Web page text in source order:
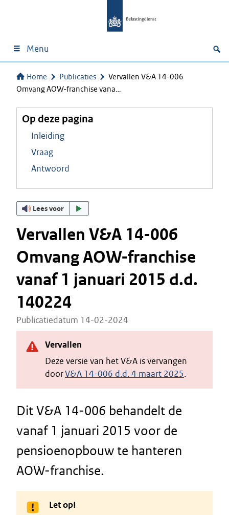
Menu
Home Publicaties
Vervallen V&A 14-006
Omvang AOW-franchise vana…
Op deze pagina
Inleiding
Vraag
Antwoord
Lees voor
Vervallen V&A 14-006
Omvang AOW-franchise
vanaf 1 januari 2015 d.d.
140224
Publicatiedatum 14-02-2024
Vervallen
Deze versie van het V&A is vervangen
doorV&A 14-006 d.d. 4 maart 2025.
Dit V&A 14-006 behandelt de
vanaf 1 januari 2015 voor de
pensioenopbouw te hanteren
AOW-franchise.
Let op!